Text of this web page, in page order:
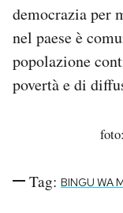
democrazia per
nel paese è
popolazione
povertà e di
Tag: BINGU WA